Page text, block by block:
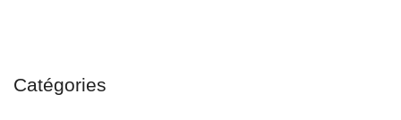
Catégories